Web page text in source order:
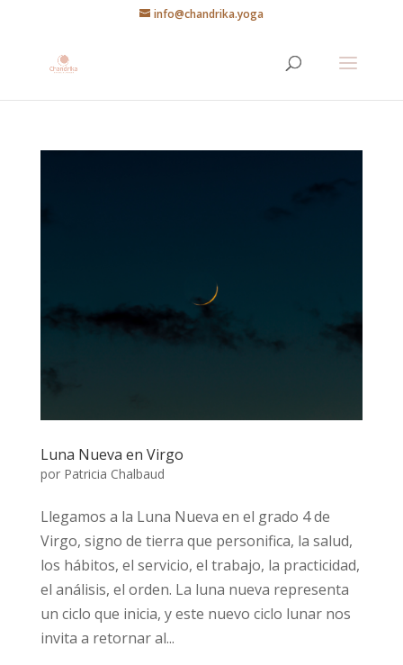
info@chandrika.yoga
Luna Nueva en Virgo
por Patricia Chalbaud
Llegamos a la Luna Nueva en el grado 4 de
Virgo, signo de tierra que personifica, la salud,
los hábitos, el servicio, el trabajo, la practicidad,
el análisis, el orden. La luna nueva representa
un ciclo que inicia, y este nuevo ciclo lunar nos
invita a retornar al...